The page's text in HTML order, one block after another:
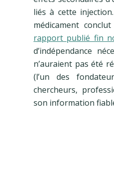
liés à cette
médicament
rapport publié fin
d’indépendance
n’auraient pas été
(l’un des
chercheurs,
son information